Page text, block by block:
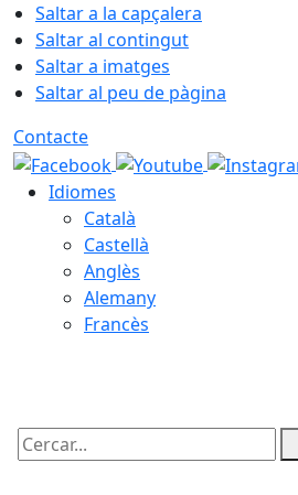
Saltar a la capçalera
Saltar al contingut
Saltar a imatges
Saltar al peu de pàgina
Contacte
Idiomes
Català
Castellà
Anglès
Alemany
Francès
Cercar: